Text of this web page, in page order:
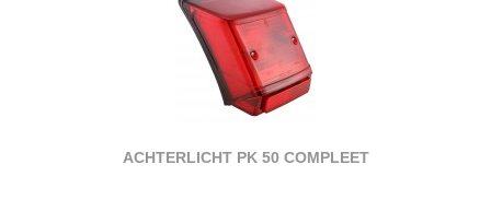
ACHTERLICHT PK 50 COMPLEET